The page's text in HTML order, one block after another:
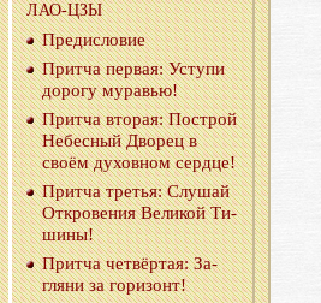
ЛАО-ЦЗЫ
Пре­ди­сло­вие
Прит­ча пер­вая: Усту­пи
до­ро­гу му­ра­вью!
Прит­ча вто­рая: По­строй
Небес­ный Дво­рец в
своём ду­хов­ном серд­це!
Прит­ча тре­тья: Слу­шай
От­кро­ве­ния Ве­ли­кой Ти­
ши­ны!
Прит­ча чет­вёр­тая: За­
гля­ни за го­ри­зонт!